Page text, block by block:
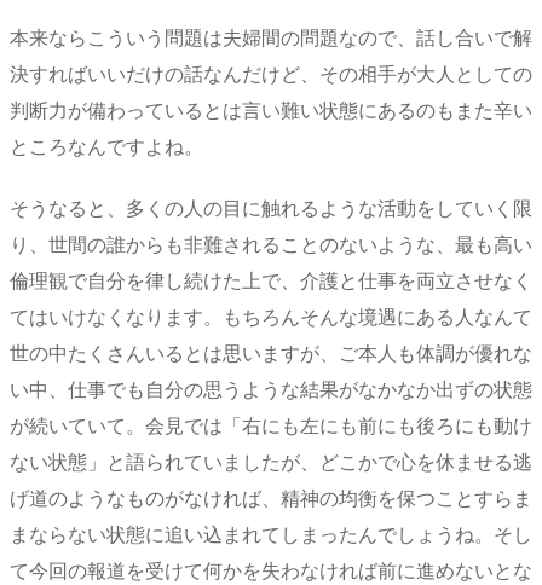
本来ならこういう問題は夫婦間の問題なので、話し合いで解
決すればいいだけの話なんだけど、その相手が大人としての
判断力が備わっているとは言い難い状態にあるのもまた辛い
ところなんですよね。
そうなると、多くの人の目に触れるような活動をしていく限
り、世間の誰からも非難されることのないような、最も高い
倫理観で自分を律し続けた上で、介護と仕事を両立させなく
てはいけなくなります。もちろんそんな境遇にある人なんて
世の中たくさんいるとは思いますが、ご本人も体調が優れな
い中、仕事でも自分の思うような結果がなかなか出ずの状態
が続いていて。会見では「右にも左にも前にも後ろにも動け
ない状態」と語られていましたが、どこかで心を休ませる逃
げ道のようなものがなければ、精神の均衡を保つことすらま
まならない状態に追い込まれてしまったんでしょうね。そし
て今回の報道を受けて何かを失わなければ前に進めないとな